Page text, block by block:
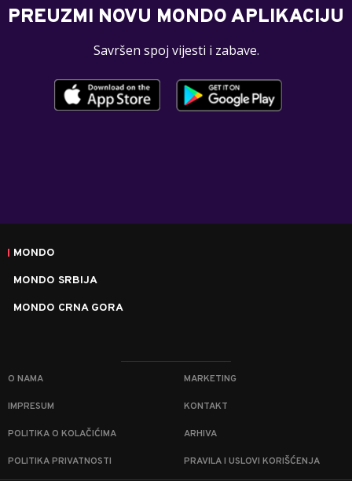
PREUZMI NOVU MONDO APLIKACIJU
Savršen spoj vijesti i zabave.
MONDO
MONDO SRBIJA
MONDO CRNA GORA
O NAMA MARKETING
IMPRESUM KONTAKT
POLITIKA O KOLAČIĆIMA ARHIVA
POLITIKA PRIVATNOSTI PRAVILA I USLOVI KORIŠĆENJA